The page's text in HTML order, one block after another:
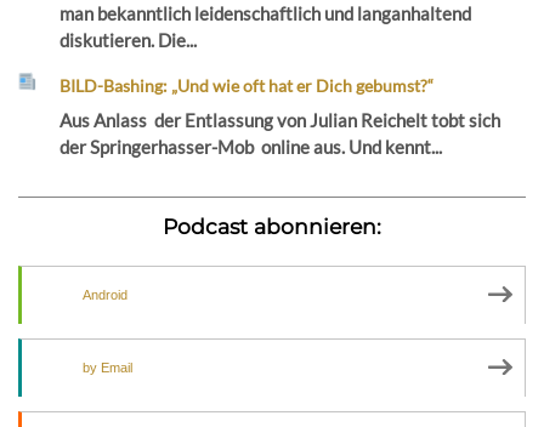
man bekanntlich leidenschaftlich und langanhaltend
diskutieren. Die...
BILD-Bashing: „Und wie oft hat er Dich gebumst?“
Aus Anlass der Entlassung von Julian Reichelt tobt sich
der Springerhasser-Mob online aus. Und kennt...
Podcast abonnieren:
Android
by Email